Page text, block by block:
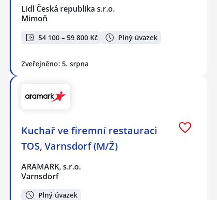
Lidl Česká republika s.r.o.
Mimoň
54 100 – 59 800 Kč Plný úvazek
Zveřejněno: 5. srpna
Kuchař ve firemní restauraci
TOS, Varnsdorf (M/Ž)
ARAMARK, s.r.o.
Varnsdorf
Plný úvazek